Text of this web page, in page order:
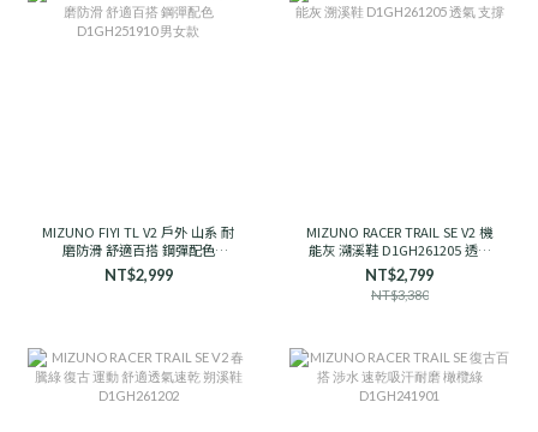
MIZUNO FIYI TL V2 戶外 山系 耐
磨防滑 舒適百搭 鋼彈配色
D1GH251910 男女款
NT$2,999
MIZUNO RACER TRAIL SE V2 機
能灰 溯溪鞋 D1GH261205 透氣
支撐
NT$2,799
NT$3,380